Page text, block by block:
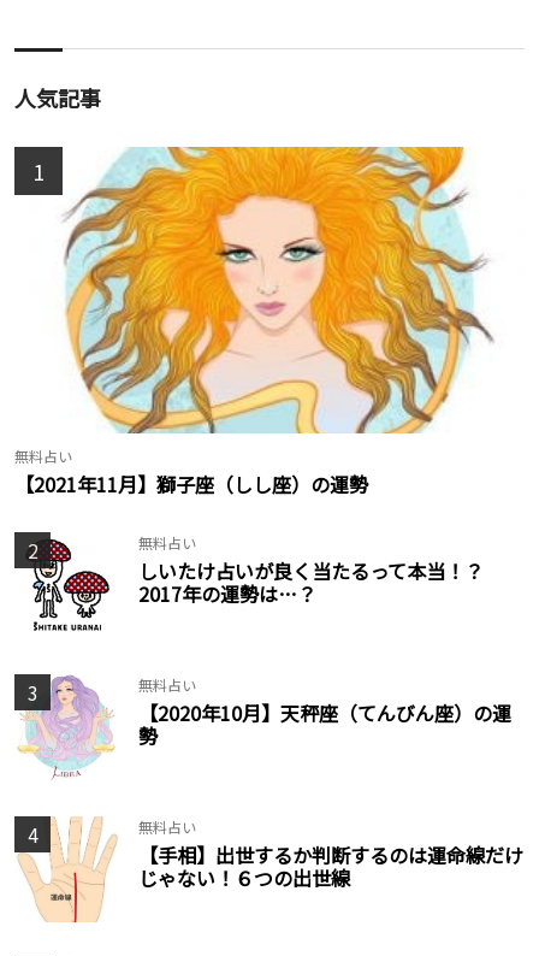
人気記事
1
無料占い
【2021年11月】獅子座（しし座）の運勢
2 無料占い
しいたけ占いが良く当たるって本当！？
2017年の運勢は…？
3 無料占い
【2020年10月】天秤座（てんびん座）の運
勢
4 無料占い
【手相】出世するか判断するのは運命線だけ
じゃない！６つの出世線